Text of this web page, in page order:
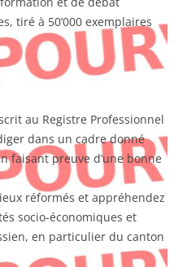
tiré à 50’000 exemplaires
au Registre Professionnel
dans un cadre donné
faisant preuve d’une bonne
réformés et appréhendez
socio-économiques et
en particulier du canton